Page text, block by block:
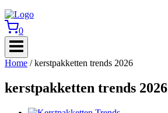
0
Home / kerstpakketten trends 2026
kerstpakketten trends 2026